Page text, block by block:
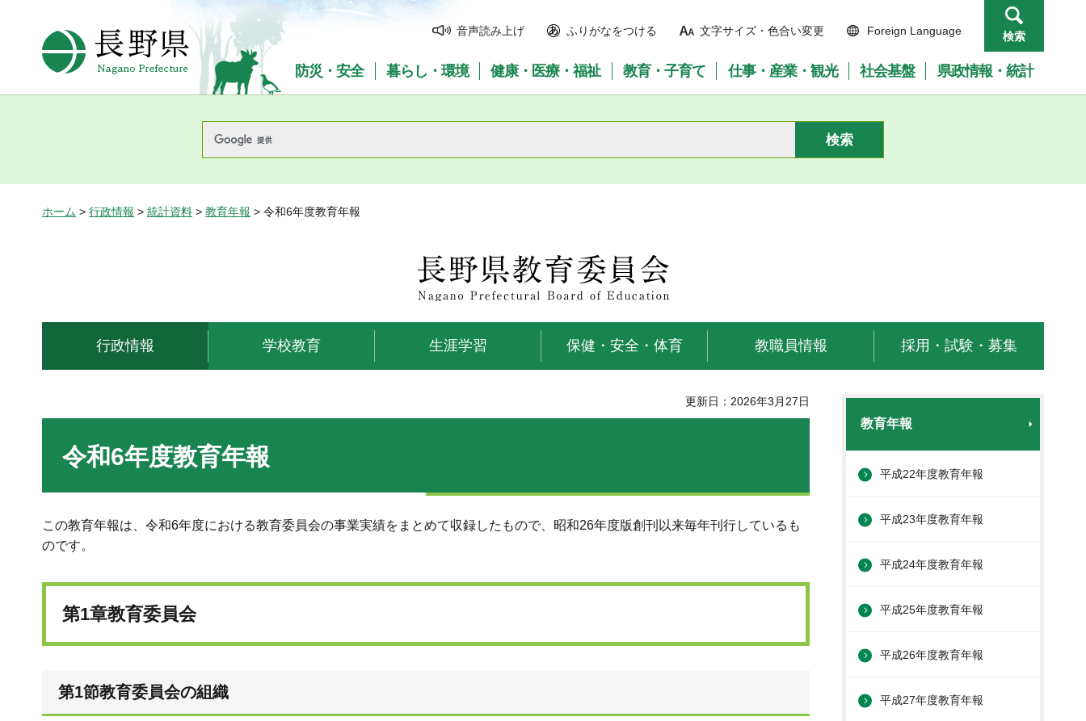
長野県Nagano Prefecture
音声読み上げ ふりがなをつける 文字サイズ・色合い変更 Foreign Language 検索
防災・安全 暮らし・環境 健康・医療・福祉 教育・子育て 仕事・産業・観光 社会基盤 県政情報・統計
ホーム > 行政情報 > 統計資料 > 教育年報 > 令和6年度教育年報
長野県教育委員会
行政情報 学校教育 生涯学習 保健・安全・体育 教職員情報 採用・試験・募集
更新日：2026年3月27日
令和6年度教育年報
この教育年報は、令和6年度における教育委員会の事業実績をまとめて収録したもので、昭和26年度版創刊以来毎年刊行しているも
のです。
第1章教育委員会
第1節教育委員会の組織
教育年報
平成22年度教育年報
平成23年度教育年報
平成24年度教育年報
平成25年度教育年報
平成26年度教育年報
平成27年度教育年報